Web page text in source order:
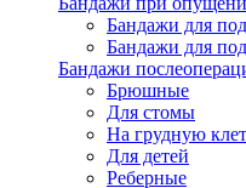
Бандажи для
Бандажи для
Бандажи
Брюшные
Для стомы
На грудную
Для детей
Реберные